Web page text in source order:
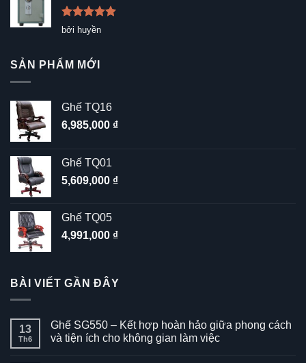
Được xếp
hạng5
bởi huyền
SẢN PHẨM MỚI
Ghế TQ16
6,985,000 ₫
Ghế TQ01
5,609,000 ₫
Ghế TQ05
4,991,000 ₫
BÀI VIẾT GẦN ĐÂY
13
Th6
Ghế SG550 – Kết hợp hoàn hảo giữa phong cách
và tiện ích cho không gian làm việc